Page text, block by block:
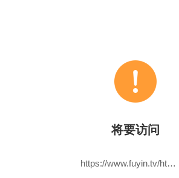
将要访问
https://www.fuyin.tv/html/2538/43053.html?bsh_bid=1659121060